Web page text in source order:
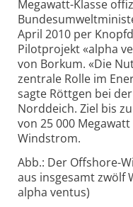
Megawatt-Klasse
April 2010 per
Pilotprojekt «alpha
von Borkum. «Die
zentrale Rolle im
sagte Röttgen bei
Norddeich. Ziel bis
von 25 000
Windstrom.
Abb.: Der Offshore-
aus insgesamt zwölf
alpha ventus)